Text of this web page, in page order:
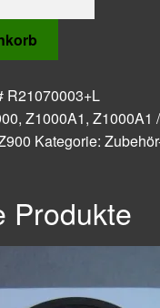
R21070003+L
, Z1000A1, Z1000A1
Kategorie:
Produkte